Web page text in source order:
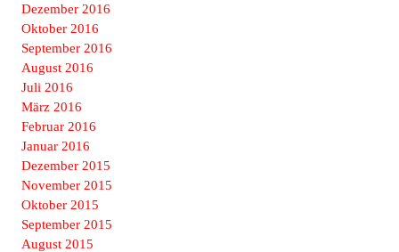
Dezember 2016
Oktober 2016
September 2016
August 2016
Juli 2016
März 2016
Februar 2016
Januar 2016
Dezember 2015
November 2015
Oktober 2015
September 2015
August 2015